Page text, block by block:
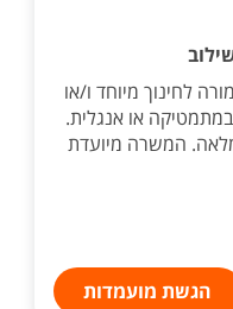
לחינוך מיוחד ו/או
או אנגלית.
המשרה מיועדת
הגשת מועמדות